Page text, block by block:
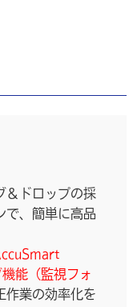
＆ドロップの採
で、簡単に高品
能（監視フォ
作業の効率化を